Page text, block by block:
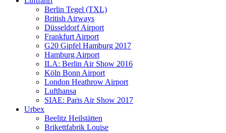
Berlin Tegel (TXL)
British Airways
Düsseldorf Airport
Frankfurt Airport
G20 Gipfel Hamburg 2017
Hamburg Airport
ILA: Berlin Air Show 2016
Köln Bonn Airport
London Heathrow Airport
Lufthansa
SIAE: Paris Air Show 2017
Urbex
Beelitz Heilstätten
Brikettfabrik Louise